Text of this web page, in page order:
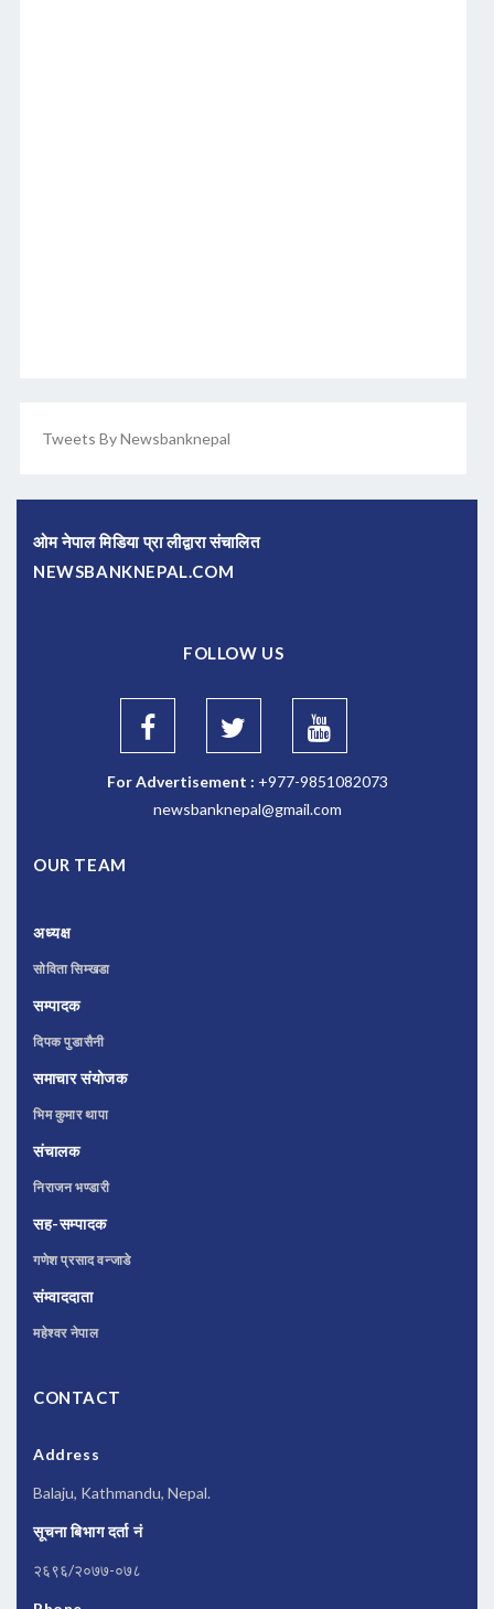
Tweets By Newsbanknepal
ओम नेपाल मिडिया प्रा लीद्वारा संचालित
NEWSBANKNEPAL.COM
FOLLOW US
For Advertisement : +977-9851082073
newsbanknepal@gmail.com
OUR TEAM
अध्यक्ष
सोविता सिम्खडा
सम्पादक
दिपक पुडासैनी
समाचार संयोजक
भिम कुमार थापा
संचालक
निराजन भण्डारी
सह-सम्पादक
गणेश प्रसाद वन्जाडे
संम्वाददाता
महेश्वर नेपाल
CONTACT
Address
Balaju, Kathmandu, Nepal.
सूचना बिभाग दर्ता नं
२६९६/२०७७-०७८